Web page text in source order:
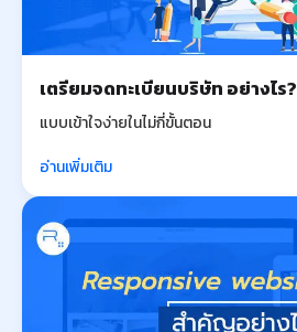
เตรียมจดทะเบียนบริษัท อย่างไร?
แบบเข้าใจง่ายในไม่กี่ขั้นตอน
อ่านเพิ่มเติม